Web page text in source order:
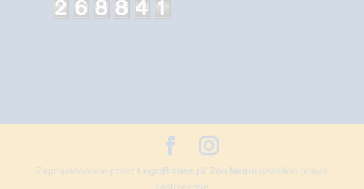
Zaprojektowane przez LegioBiznes.pl / Zoo Nemowszelkie prawa